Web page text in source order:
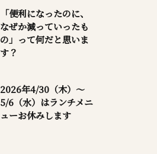
「便利になったのに、
なぜか減っていったも
の」って何だと思いま
す？
2026年4/30（木）～
5/6（水）はランチメニ
ューお休みします